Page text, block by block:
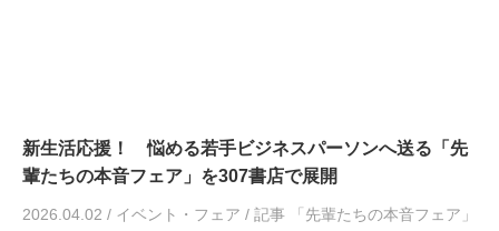
新生活応援！ 悩める若手ビジネスパーソンへ送る「先
輩たちの本音フェア」を307書店で展開
2026.04.02 / イベント・フェア / 記事 「先輩たちの本音フェア」